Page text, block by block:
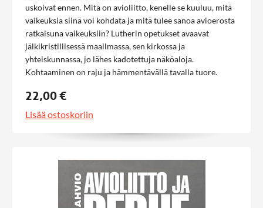
uskoivat ennen. Mitä on avioliitto, kenelle se kuuluu, mitä
vaikeuksia siinä voi kohdata ja mitä tulee sanoa avioerosta
ratkaisuna vaikeuksiin? Lutherin opetukset avaavat
jälkikristillisessä maailmassa, sen kirkossa ja
yhteiskunnassa, jo lähes kadotettuja näköaloja.
Kohtaaminen on raju ja hämmentävällä tavalla tuore.
Korinttilaiskirjeen 7. luvun selitys, jota hän ryhtyi
kirjoittamaan tuodakseen valoa selibaattikysymykseen.
22,00 €
Lisää ostoskoriin